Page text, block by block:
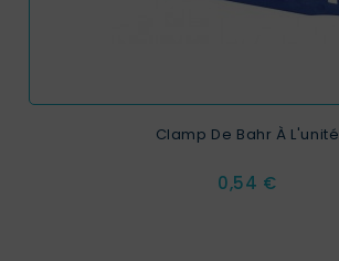
Clamp De Bahr À L'unité
Prix
0,54 €